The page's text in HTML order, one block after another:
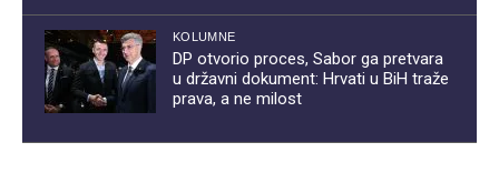
KOLUMNE
DP otvorio proces, Sabor ga pretvara
u državni dokument: Hrvati u BiH traže
prava, a ne milost